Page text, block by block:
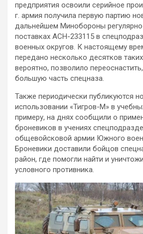
предприятия освоили серийное
г. армия получила первую партию
дальнейшем Минобороны
поставках АСН-233115 в
военных округов. К настоящему
передано несколько десятков
вероятно, позволило
большую часть спецназа.
Также периодически публикуются
использовании «Тигров-М» в
примеру, на днях сообщили о
броневиков в учениях
общевойсковой армии Южного
Броневики доставили бойцов
район, где помогли найти и
условного противника.